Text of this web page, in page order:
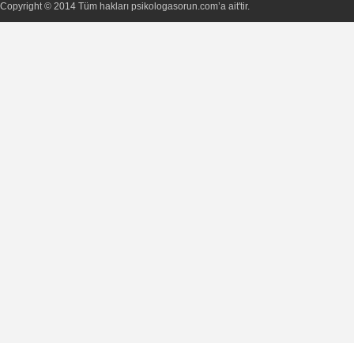
Copyright © 2014 Tüm hakları psikologasorun.com’a ait'tir.